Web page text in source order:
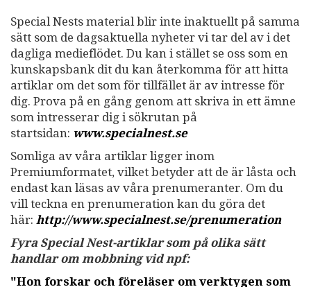
Special Nests material blir inte inaktuellt på samma
sätt som de dagsaktuella nyheter vi tar del av i det
dagliga medieflödet. Du kan i stället se oss som en
kunskapsbank dit du kan återkomma för att hitta
artiklar om det som för tillfället är av intresse för
dig. Prova på en gång genom att skriva in ett ämne
som intresserar dig i sökrutan på
startsidan: www.specialnest.se
Somliga av våra artiklar ligger inom
Premiumformatet, vilket betyder att de är låsta och
endast kan läsas av våra prenumeranter. Om du
vill teckna en prenumeration kan du göra det
här: http://www.specialnest.se/prenumeration
Fyra Special Nest-artiklar som på olika sätt
handlar om mobbning vid npf:
"Hon forskar och föreläser om verktygen som